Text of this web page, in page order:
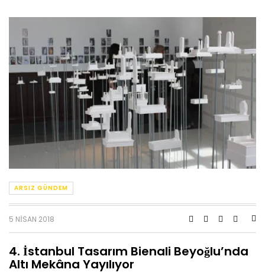
ARSIZ GÜNDEM
5 NISAN 2018
4. İstanbul Tasarım Bienali Beyoğlu’nda
Altı Mekâna Yayılıyor